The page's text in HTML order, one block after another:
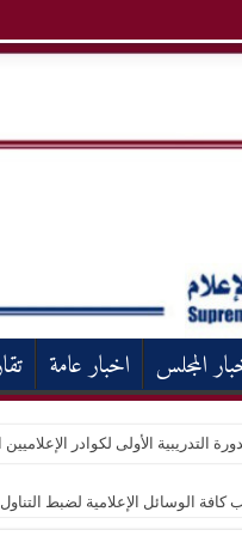
المجلس اخبار عامة
التدريبية الأولى لكوادر الإعلاميين
الوسائل الإعلامية لضبط التناول